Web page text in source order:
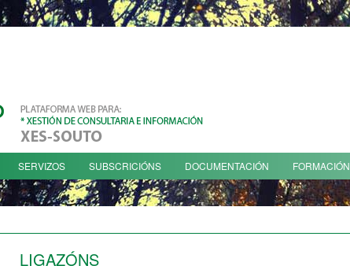
SERVIZOS SUBSCRICIÓNS DOCUMENTACIÓN FORMACIÓN
LIGAZÓNS